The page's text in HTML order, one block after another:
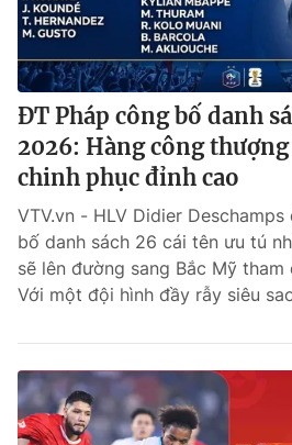
Phong cách
Chân dung
Sự kiện
Bóng đá
Thể thao Điện tử
VIDEO
ĐT Pháp công bố danh
2026: Hàng công
chinh phục đỉnh cao
VTV.vn - HLV Didier
bố danh sách 26 cái tên ưu tú
sẽ lên đường sang Bắc Mỹ
Với một đội hình đầy rẫy siêu